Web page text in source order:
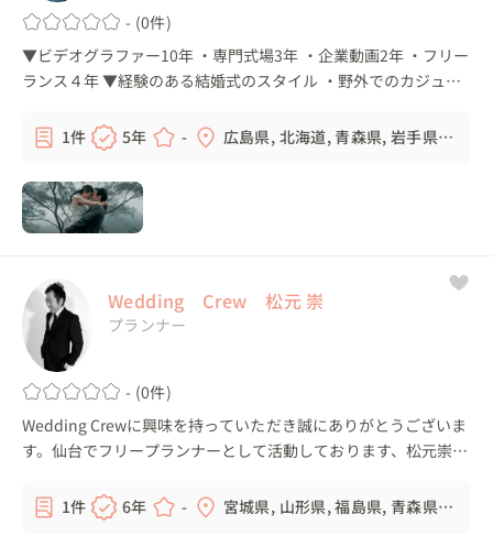
- (0件)
▼ビデオグラファー10年 ・専門式場3年 ・企業動画2年 ・フリー
ランス４年 ▼経験のある結婚式のスタイル ・野外でのカジュア
み経験あり）ウェデ...
1件 5年 -
広島県, 北海道, 青森県, 岩手県,
Wedding Crew 松元 崇
プランナー
- (0件)
Wedding Crewに興味を持っていただき誠にありがとうございま
す。仙台でフリープランナーとして活動しております、松元崇と
プランナー歴15年以上、これま...
1件 6年 -
宮城県, 山形県, 福島県, 青森県,